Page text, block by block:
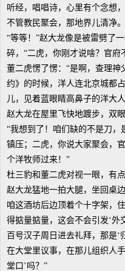
听经，唱唱诗，心里有个念想
不管教民聚会，那地界儿清净
“等等！”赵大龙像是被雷劈了
碎，“二虎，你刚才说啥？官府
董二虎愣了愣：“是啊，查理
约》的时候，洋人连北京城都
儿，见着蓝眼睛高鼻子的洋大
赵大龙在屋里飞快地踱步，双
“我想到了！咱们缺的不是刀，
镇压；二虎，你说大家聚会，
个洋牧师过来！”
杜三豹和董二虎对视一眼，有点
赵大龙猛地一拍大腿，坐回桌
咱这酒坊后边顶着个十字架，
得掂量掂量，这会不会引发‘外
百号汉子周日进去礼拜，那是‘
在大堂里议事，在那儿组织人
堂口’吗？”